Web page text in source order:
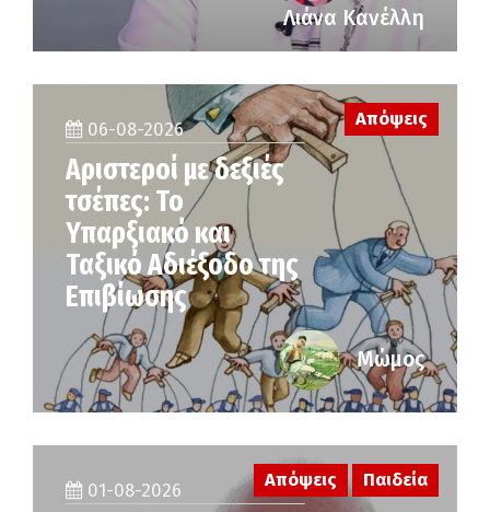
Λιάνα Κανέλλη
06-08-2026
Αριστεροί με δεξιές
τσέπες: Το
Υπαρξιακό και
Ταξικό Αδιέξοδο της
Επιβίωσης
Απόψεις
Μώμος
01-08-2026
Απόψεις Παιδεία